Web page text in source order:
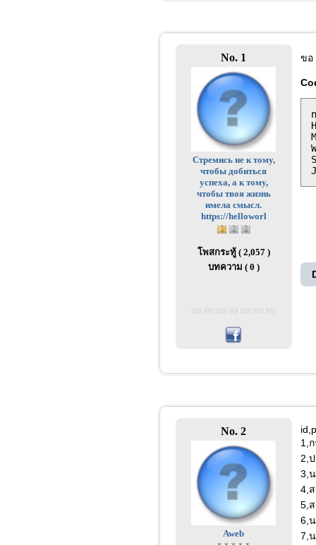
No. 1
Стремись не к тому,
чтобы добиться
успеха, а к тому,
чтобы твоя жизнь
имела смысл.
https://helloworl
โพสกระทู้ ( 2,057 )
บทความ ( 0 )
ขอ
No. 2
Aweb
1,
2,
3,
4,
5,
6,
7,